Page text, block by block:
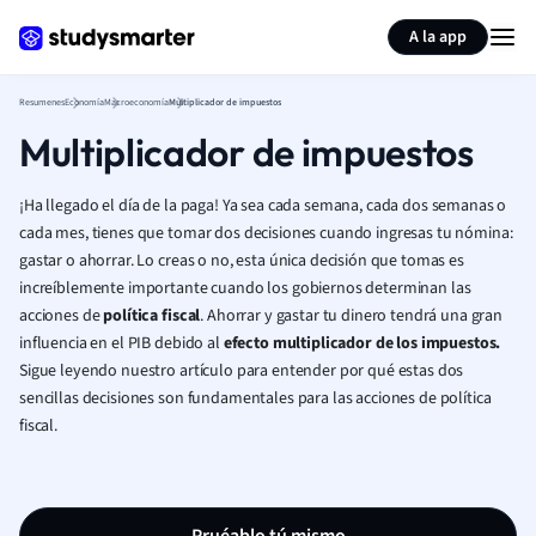
A la app
ResumenesEconomíaMacroeconomíaMultiplicador de impuestos
Multiplicador de impuestos
¡Ha llegado el día de la paga! Ya sea cada semana, cada dos semanas o
cada mes, tienes que tomar dos decisiones cuando ingresas tu nómina:
gastar o ahorrar. Lo creas o no, esta única decisión que tomas es
increíblemente importante cuando los gobiernos determinan las
acciones depolítica fiscal. Ahorrar y gastar tu dinero tendrá una gran
influencia en el PIB debido al efecto multiplicador de los impuestos.
Sigue leyendo nuestro artículo para entender por qué estas dos
sencillas decisiones son fundamentales para las acciones de política
fiscal.
Resumir página